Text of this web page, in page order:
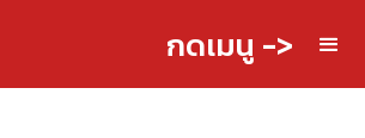
กดเมนู ->